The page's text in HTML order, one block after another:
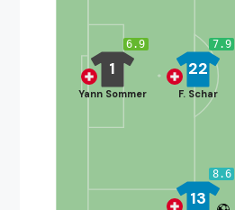
6.9
1
Yann Sommer
7.9
22
F. Schar
8.6
13